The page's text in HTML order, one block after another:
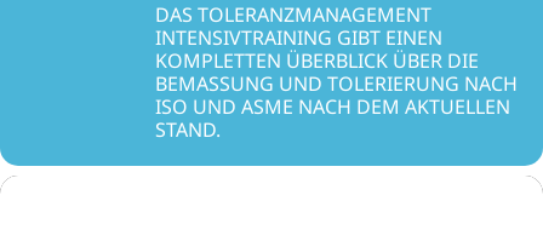
DAS TOLERANZMANAGEMENT
INTENSIVTRAINING GIBT EINEN
KOMPLETTEN ÜBERBLICK ÜBER DIE
BEMASSUNG UND TOLERIERUNG NACH I
SO UND ASME NACH DEM AKTUELLEN S
TAND.